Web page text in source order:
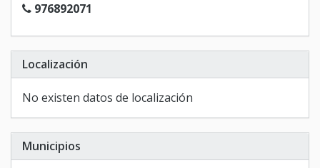
976892071
Localización
No existen datos de localización
Municipios